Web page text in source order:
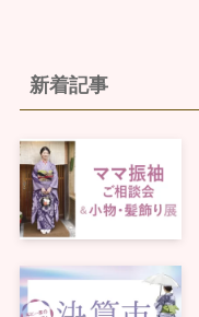
新着記事